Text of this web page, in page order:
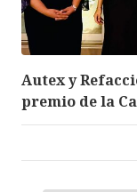
Autex y
premio de la